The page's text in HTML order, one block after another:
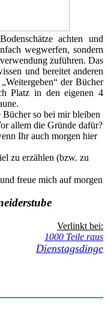
achten und
wegwerfen, sondern
zuführen. Das
und bereitet anderen
der Bücher
Platz in den eigenen 4
so bei mir bleiben
allem die Gründe dafür?
Ihr auch morgen hier
zu erzählen (bzw. zu
freue mich auf morgen
Verlinkt bei:
1000 Teile raus
Dienstagsdinge